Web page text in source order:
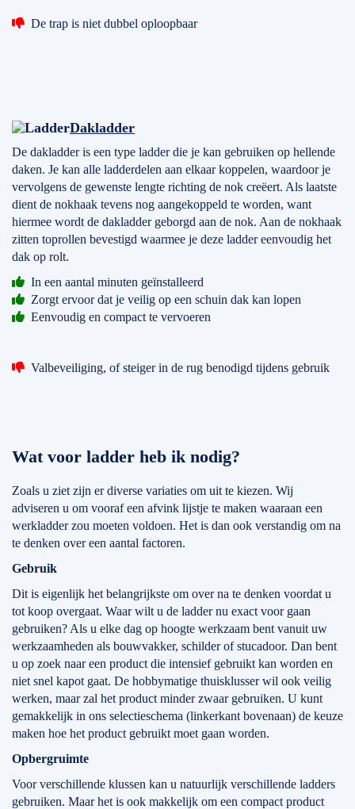
De trap is niet dubbel oploopbaar
Dakladder
De dakladder is een type ladder die je kan gebruiken op hellende
daken. Je kan alle ladderdelen aan elkaar koppelen, waardoor je
vervolgens de gewenste lengte richting de nok creëert. Als laatste
dient de nokhaak tevens nog aangekoppeld te worden, want
hiermee wordt de dakladder geborgd aan de nok. Aan de nokhaak
zitten toprollen bevestigd waarmee je deze ladder eenvoudig het
dak op rolt.
In een aantal minuten geïnstalleerd
Zorgt ervoor dat je veilig op een schuin dak kan lopen
Eenvoudig en compact te vervoeren
Valbeveiliging, of steiger in de rug benodigd tijdens gebruik
Wat voor ladder heb ik nodig?
Zoals u ziet zijn er diverse variaties om uit te kiezen. Wij
adviseren u om vooraf een afvink lijstje te maken waaraan een
werkladder zou moeten voldoen. Het is dan ook verstandig om na
te denken over een aantal factoren.
Gebruik
Dit is eigenlijk het belangrijkste om over na te denken voordat u
tot koop overgaat. Waar wilt u de ladder nu exact voor gaan
gebruiken? Als u elke dag op hoogte werkzaam bent vanuit uw
werkzaamheden als bouwvakker, schilder of stucadoor. Dan bent
u op zoek naar een product die intensief gebruikt kan worden en
niet snel kapot gaat. De hobbymatige thuisklusser wil ook veilig
werken, maar zal het product minder zwaar gebruiken. U kunt
gemakkelijk in ons selectieschema (linkerkant bovenaan) de keuze
maken hoe het product gebruikt moet gaan worden.
Opbergruimte
Voor verschillende klussen kan u natuurlijk verschillende ladders
gebruiken. Maar het is ook makkelijk om een compact product